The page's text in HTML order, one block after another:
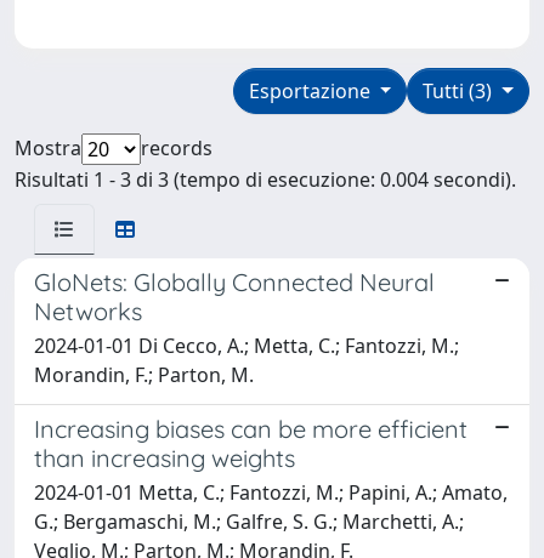
Tutti (3)
Esportazione
Mostra
records
Risultati 1 - 3 di 3 (tempo di esecuzione: 0.004 secondi).
GloNets: Globally Connected Neural
Networks
2024-01-01 Di Cecco, A.; Metta, C.; Fantozzi, M.;
Morandin, F.; Parton, M.
Increasing biases can be more efficient
than increasing weights
2024-01-01 Metta, C.; Fantozzi, M.; Papini, A.; Amato,
G.; Bergamaschi, M.; Galfre, S. G.; Marchetti, A.;
Veglio, M.; Parton, M.; Morandin, F.